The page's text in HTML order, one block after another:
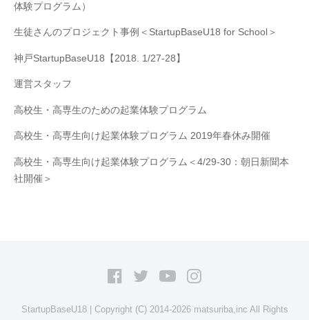
体験プログラム）
生徒さんのプロジェクト事例＜StartupBaseU18 for School＞
神戸StartupBaseU18【2018. 1/27-28】
運営スタッフ
高校生・高専生のための起業体験プログラム
高校生・高専生向け起業体験プログラム 2019年春休み開催
高校生・高専生向け起業体験プログラム＜4/29-30：朝日新聞本
社開催＞
Facebook
TwitterYouTubeInstagram
StartupBaseU18 | Copyright (C) 2014-2026 matsuriba,inc All Rights